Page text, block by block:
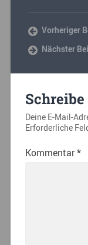
Vorheriger
Nächster
Deine E-Mail-
Erforderliche
Kommentar*